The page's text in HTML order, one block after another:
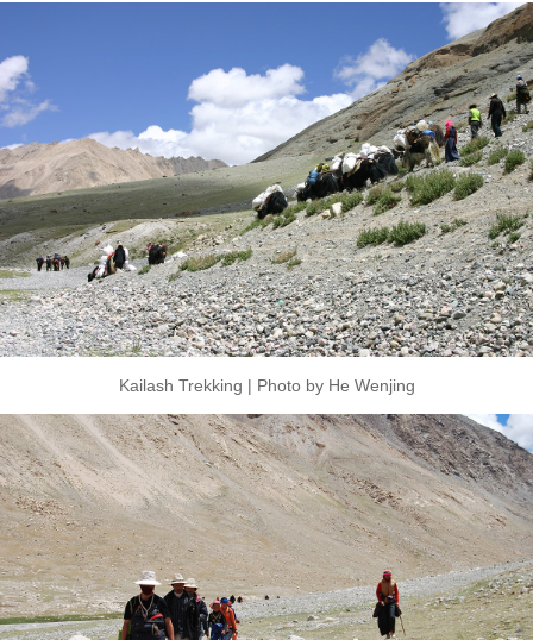
Kailash Trekking | Photo by He Wenjing